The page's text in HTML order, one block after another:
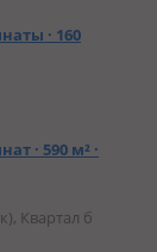
· 160
· 590 м² ·
Квартал б